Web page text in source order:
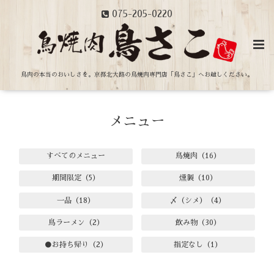
075-205-0220
鳥肉の本当のおいしさを。 京都北大路の鳥焼肉専門店「鳥さこ」へお越しください。
メニュー
すべてのメニュー 鳥焼肉（16）
期間限定（5） 燻製（10）
一品（18） 〆（シメ）（4）
鳥ラーメン（2） 飲み物（30）
●お持ち帰り（2） 指定なし（1）